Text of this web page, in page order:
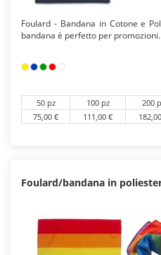
Foulard - Bandana in Cotone e
bandana è perfetto per
50 pz 100 pz 200
75,00 €
111,00 €
Foulard/bandana in